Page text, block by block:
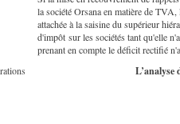
la société Orsana en matière de
attachée à la saisine du supérieur
d'impôt sur les sociétés tant qu'elle
prenant en compte le déficit rectifié
L’analyse